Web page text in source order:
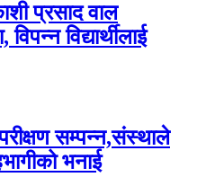
प्रसाद वाल
विद्यार्थीलाई
सम्पन्न,संस्थाले
भनाई